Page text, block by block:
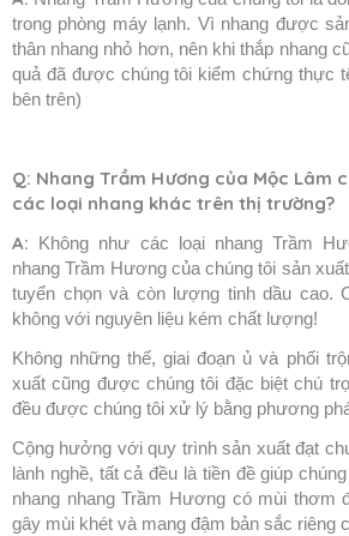
trong phòng máy lạnh. Vì nhang được
thân nhang nhỏ hơn, nên khi thắp nhang
quả đã được chúng tôi kiểm chứng thực
bên trên)
Q: Nhang Trầm Hương của Mộc Lâm
các loại nhang khác trên thị trường?
A: Không như các loại nhang Trầm
nhang Trầm Hương của chúng tôi sản
tuyển chọn và còn lượng tinh dầu cao.
không với nguyên liệu kém chất lượng!
Không những thế, giai đoạn ủ và phối
xuất cũng được chúng tôi đặc biệt chú
đều được chúng tôi xử lý bằng phương
Cộng hưởng với quy trình sản xuất đạt
lành nghề, tất cả đều là tiền đề giúp
nhang nhang Trầm Hương có mùi thơm
gây mùi khét và mang đậm bản sắc riêng